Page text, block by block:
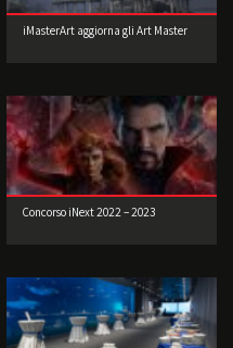
iMasterArt aggiorna gli Art Master
Concorso iNext 2022 – 2023